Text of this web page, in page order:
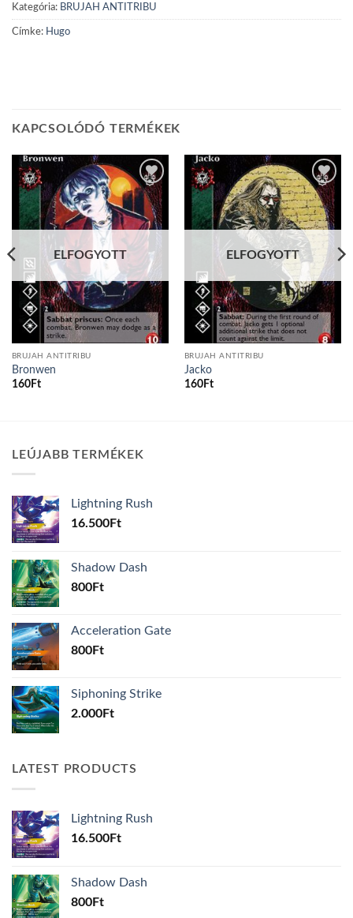
Kategória: BRUJAH ANTITRIBU
Címke: Hugo
KAPCSOLÓDÓ TERMÉKEK
Add to
wishlist
ELFOGYOTT
BRUJAH ANTITRIBU
Bronwen
160Ft
Add to
wishlist
ELFOGYOTT
BRUJAH ANTITRIBU
Jacko
160Ft
LEÚJABB TERMÉKEK
Lightning Rush
16.500Ft
Shadow Dash
800Ft
Acceleration Gate
800Ft
Siphoning Strike
2.000Ft
LATEST PRODUCTS
Lightning Rush
16.500Ft
Shadow Dash
800Ft